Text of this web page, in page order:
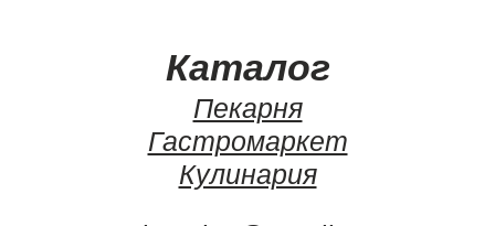
Каталог
Пекарня
Гастромаркет
Кулинария